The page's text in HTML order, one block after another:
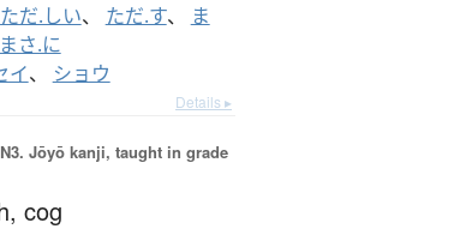
ただ.しい、 ただ.す、
ま
まさ.に
イ、 ショウ
Details ▸
Jōyō kanji, taught in grade
cog